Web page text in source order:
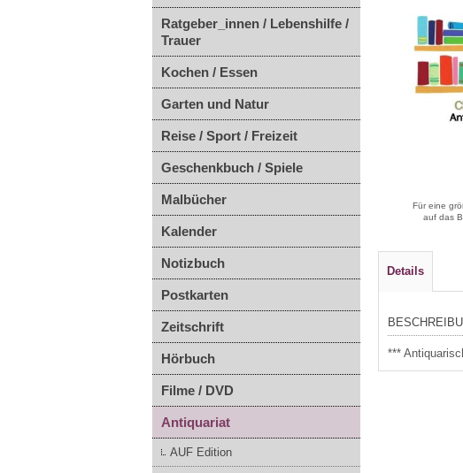
Ratgeber_innen / Lebenshilfe /
Trauer
Kochen / Essen
Garten und Natur
Reise / Sport / Freizeit
Geschenkbuch / Spiele
Malbücher
Kalender
Notizbuch
Postkarten
Zeitschrift
Hörbuch
Filme / DVD
Antiquariat
AUF Edition
Für eine
auf das
Details
***